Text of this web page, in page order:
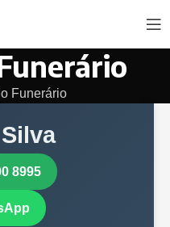
Funerário
8995